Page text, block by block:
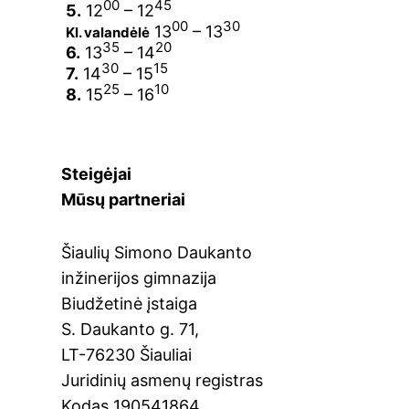
5. 1200 – 1245
Kl. valandėlė 1300 – 1330
6. 1335 – 1420
7. 1430 – 1515
8. 1525 – 1610
Steigėjai
Mūsų partneriai
Šiaulių Simono Daukanto
inžinerijos gimnazija
Biudžetinė įstaiga
S. Daukanto g. 71,
LT-76230 Šiauliai
Juridinių asmenų registras